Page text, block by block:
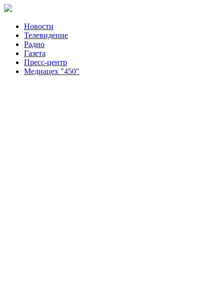
Новости
Телевидение
Радио
Газета
Пресс-центр
Медиацех "450"